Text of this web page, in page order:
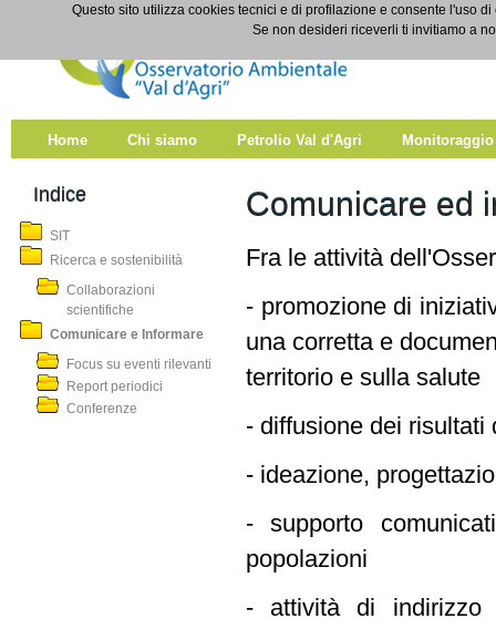
Salta al contenuto
Comunicare e Informare
Home Chi siamo Petrolio Val d'Agri Monitoraggio
Indice
SIT
Ricerca e sostenibilità
Collaborazioni
scientifiche
Comunicare e Informare
Focus su eventi rilevanti
Report periodici
Conferenze
Comunicare ed
Fra le attività
- promozione di
una corretta e
territorio e sulla salute
- diffusione dei risultati
- ideazione,
- supporto
popolazioni
- attività di indirizzo
Questo sito utilizza cookies tecnici e di profilazione e consente l'uso
Se non desideri riceverli ti invitiamo a